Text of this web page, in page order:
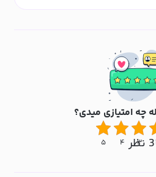
چه امتیازی میدی؟
۳ ۴ ۵